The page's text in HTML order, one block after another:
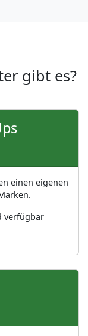
gibt es?
einen eigenen
verfügbar